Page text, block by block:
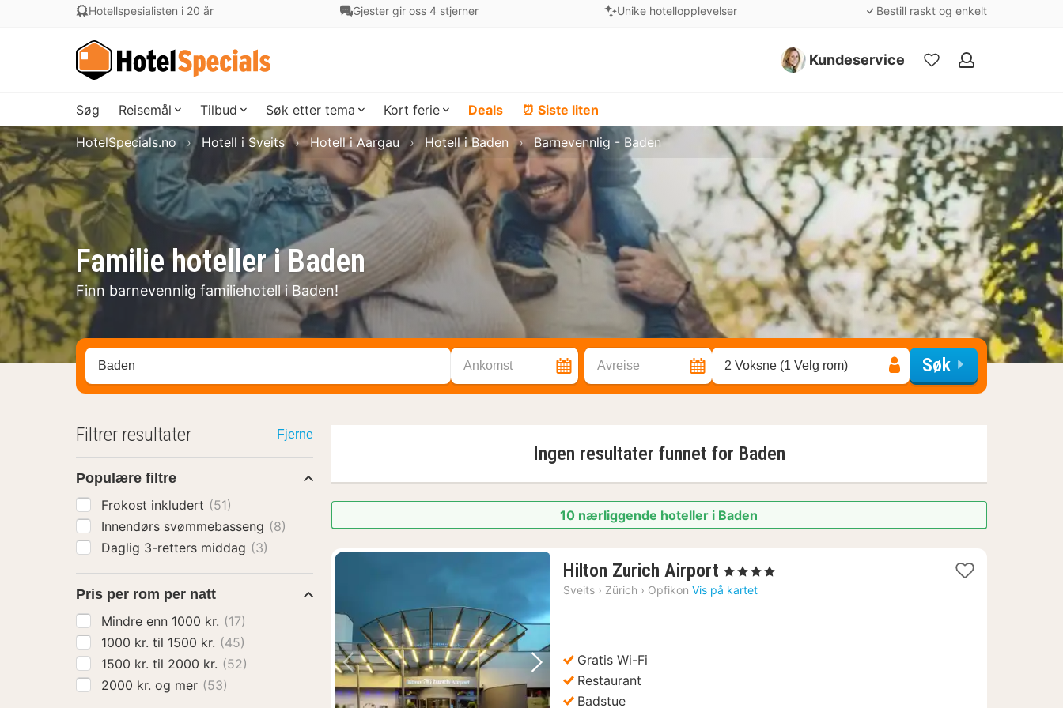
Hotellspesialisten i 20 år Gjester gir oss 4 stjerner Unike hotellopplevelser Bestill raskt og enkelt
Kundeservice
Mine
Søg Reisemål Tilbud Søk etter tema Kort ferie Deals ⏰ Siste liten
Familie hoteller i Baden
Finn barnevennlig familiehotell i Baden!
HotelSpecials.no Hotell i Sveits Hotell i Aargau Hotell i Baden Barnevennlig - Baden
Søk hotell, region eller by Ankomst Avreise 2 Voksne (1 Velg rom) Søk
Ingen resultater funnet for Baden
10 nærliggende hoteller i Baden
Forrige bilde Neste bilde
Hilton Zurich Airport 1
natt
, 4 Stjerner
Sveits › Zürich › Opfikon Vis på kartet
Gratis Wi-Fi
Restaurant
Badstue
Filtrer resultater Fjerne
Populære filtre
Frokost inkludert (51)
Innendørs svømmebasseng (8)
Daglig 3-retters middag (3)
Pris per rom per natt
Mindre enn 1000 kr. (17)
1000 kr. til 1500 kr. (45)
1500 kr. til 2000 kr. (52)
2000 kr. og mer (53)